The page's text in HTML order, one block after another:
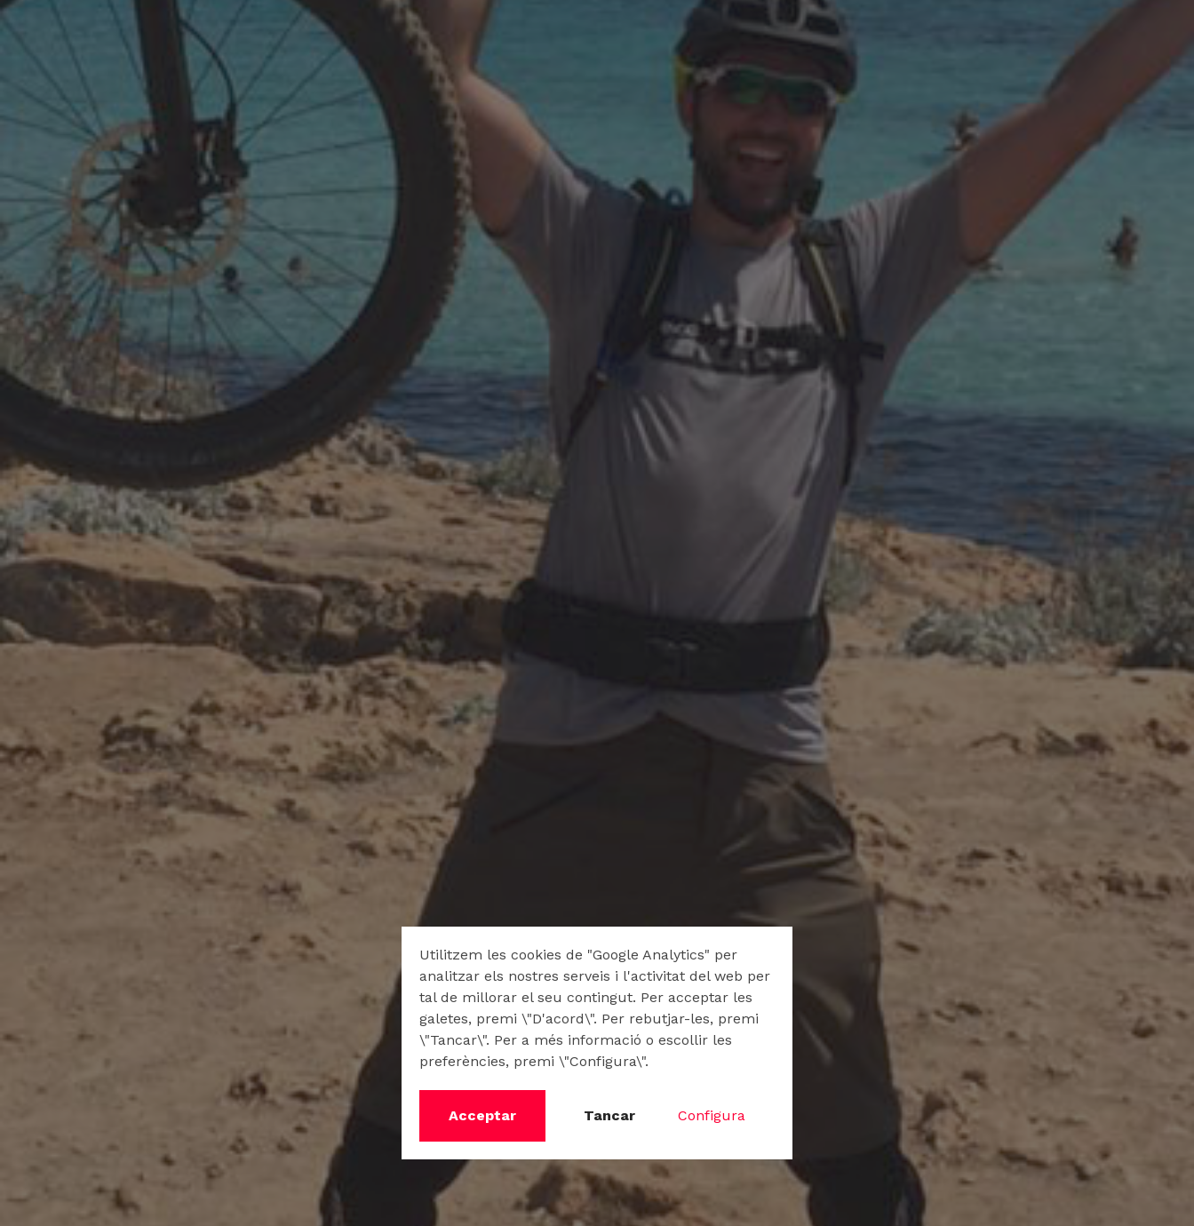
Utilitzem les cookies de "Google Analytics" per
analitzar els nostres serveis i l'activitat del web per
tal de millorar el seu contingut. Per acceptar les
galetes, premi \"D'acord\". Per rebutjar-les, premi
\"Tancar\". Per a més informació o escollir les
preferències, premi \"Configura\".
Acceptar Tancar Configura